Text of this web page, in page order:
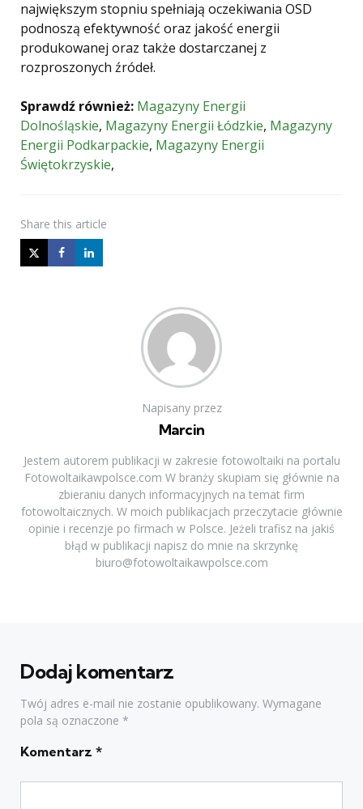
największym stopniu spełniają oczekiwania OSD
podnoszą efektywność oraz jakość energii
produkowanej oraz także dostarczanej z
rozproszonych źródeł.
Sprawdź również: Magazyny Energii
Dolnośląskie, Magazyny Energii Łódzkie, Magazyny
Energii Podkarpackie, Magazyny Energii
Świętokrzyskie,
Share this article
Napisany przez
Marcin
Jestem autorem publikacji w zakresie fotowoltaiki na portalu
Fotowoltaikawpolsce.com W branży skupiam się głównie na
zbieraniu danych informacyjnych na temat firm
fotowoltaicznych. W moich publikacjach przeczytacie głównie
opinie i recenzje po firmach w Polsce. Jeżeli trafisz na jakiś
błąd w publikacji napisz do mnie na skrzynkę
biuro@fotowoltaikawpolsce.com
Dodaj komentarz
Twój adres e-mail nie zostanie opublikowany. Wymagane
pola są oznaczone *
Komentarz *